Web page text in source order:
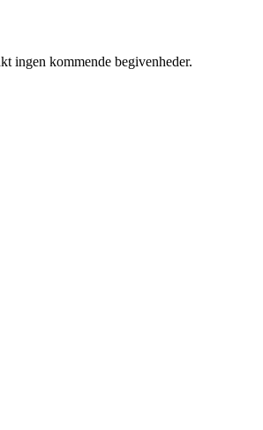
ingen kommende begivenheder.